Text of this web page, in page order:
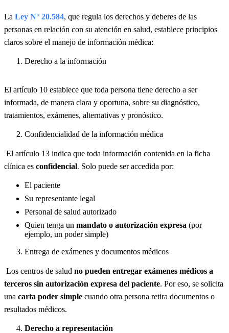
La Ley N° 20.584, que regula los derechos y deberes de las
personas en relación con su atención en salud, establece principios
claros sobre el manejo de información médica:
Derecho a la información
El artículo 10 establece que toda persona tiene derecho a ser
informada, de manera clara y oportuna, sobre su diagnóstico,
tratamientos, exámenes, alternativas y pronóstico.
Confidencialidad de la información médica
El artículo 13 indica que toda información contenida en la ficha
clínica es confidencial. Solo puede ser accedida por:
El paciente
Su representante legal
Personal de salud autorizado
Quien tenga un mandato o autorización expresa (por
ejemplo, un poder simple)
Entrega de exámenes y documentos médicos
Los centros de salud no pueden entregar exámenes médicos a
terceros sin autorización expresa del paciente. Por eso, se solicita
una carta poder simple cuando otra persona retira documentos o
resultados médicos.
Derecho a representación